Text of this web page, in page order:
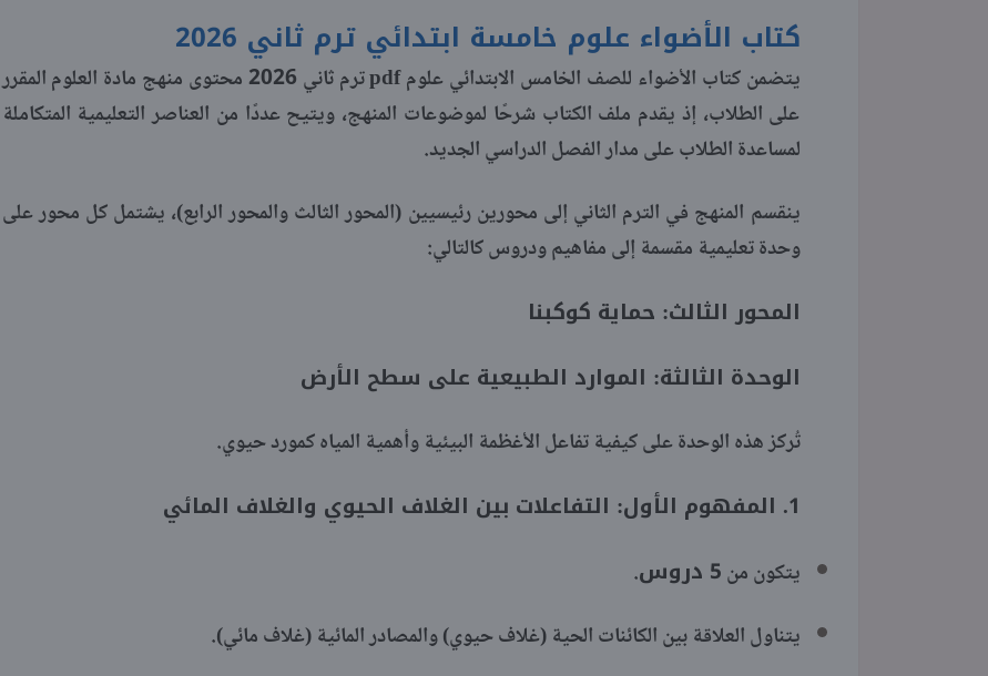
كتاب الأضواء علوم خامسة ابتدائي ترم ثاني 2026
يتضمن كتاب الأضواء للصف الخامس الابتدائي علوم pdf ترم ثاني 2026 محتوى منهج مادة العلوم المقرر
على الطلاب، إذ يقدم ملف الكتاب شرحًا لموضوعات المنهج، ويتيح عددًا من العناصر التعليمية المتكاملة
لمساعدة الطلاب على مدار الفصل الدراسي الجديد.
ينقسم المنهج في الترم الثاني إلى محورين رئيسيين (المحور الثالث والمحور الرابع)، يشتمل كل محور على
وحدة تعليمية مقسمة إلى مفاهيم ودروس كالتالي:
المحور الثالث: حماية كوكبنا
الوحدة الثالثة: الموارد الطبيعية على سطح الأرض
تُركز هذه الوحدة على كيفية تفاعل الأغظمة البيئية وأهمية المياه كمورد حيوي.
1. المفهوم الأول: التفاعلات بين الغلاف الحيوي والغلاف المائي
يتكون من5 دروس
.
يتناول العلاقة بين الكائنات الحية (غلاف حيوي) والمصادر المائية (غلاف مائي).